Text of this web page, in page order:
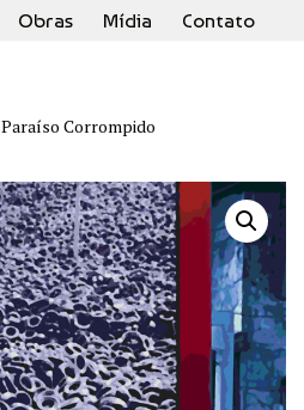
Obras Mídia Contato
Paraíso Corrompido